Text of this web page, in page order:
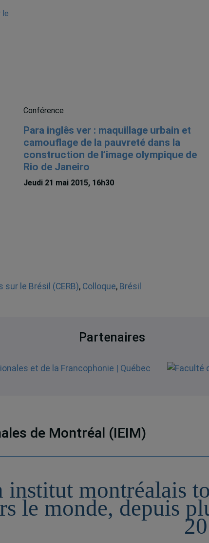
le
Conférence
Para inglês ver : maquillage urbain et
camouflage de la pauvreté dans la
construction de l’image olympique de
Rio de Janeiro
Jeudi 21 mai 2015, 16h30
le Brésil (CERB), Colloque, Brésil
Partenaires
de Montréal (IEIM)
institut montréalais
le monde, depuis